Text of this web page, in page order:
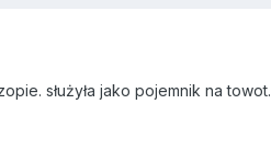
służyła jako pojemnik na towot.